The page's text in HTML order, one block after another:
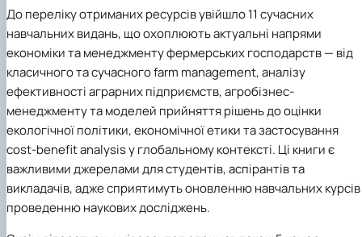
До переліку отриманих ресурсів увійшло 11 сучасних
навчальних видань, що охоплюють актуальні напрями
економіки та менеджменту фермерських господарств — від
класичного та сучасного farm management, аналізу
ефективності аграрних підприємств, агробізнес-
менеджменту та моделей прийняття рішень до оцінки
екологічної політики, економічної етики та застосування
cost-benefit analysis у глобальному контексті. Ці книги є
важливими джерелами для студентів, аспірантів та
викладачів, адже сприятимуть оновленню навчальних курсів
проведенню наукових досліджень.